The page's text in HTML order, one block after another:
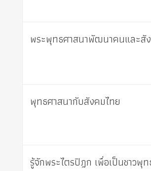
พระพุทธศาสนาพัฒนาคนและสั
พุทธศาสนากับสังคมไทย
รู้จักพระไตรปิฎก เพื่อเป็นชาวพุ